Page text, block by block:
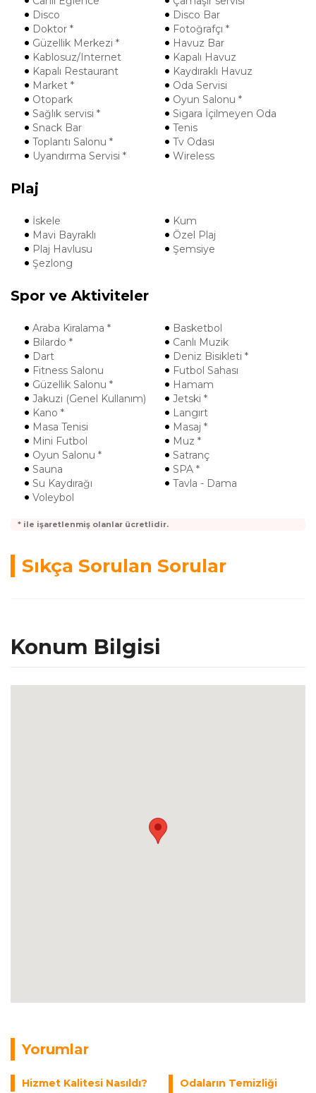
Disco
Disco Bar
Doktor *
Fotoğrafçı *
Güzellik Merkezi *
Havuz Bar
Kablosuz/Internet
Kapalı Havuz
Kapalı Restaurant
Kaydıraklı Havuz
Market *
Oda Servisi
Otopark
Oyun Salonu *
Sağlık servisi *
Sigara İçilmeyen Oda
Snack Bar
Tenis
Toplantı Salonu *
Tv Odası
Uyandırma Servisi *
Wireless
Plaj
İskele
Kum
Mavi Bayraklı
Özel Plaj
Plaj Havlusu
Şemsiye
Şezlong
Spor ve Aktiviteler
Araba Kiralama *
Basketbol
Bilardo *
Canlı Muzik
Dart
Deniz Bisikleti *
Fitness Salonu
Futbol Sahası
Güzellik Salonu *
Hamam
Jakuzi (Genel Kullanım)
Jetski *
Kano *
Langırt
Masa Tenisi
Masaj *
Mini Futbol
Muz *
Oyun Salonu *
Satranç
Sauna
SPA *
Su Kaydırağı
Tavla - Dama
Voleybol
* ile işaretlenmiş olanlar ücretlidir.
Sıkça Sorulan Sorular
Konum Bilgisi
Yorumlar
Hizmet Kalitesi Nasıldı?
Odaların Temizliği